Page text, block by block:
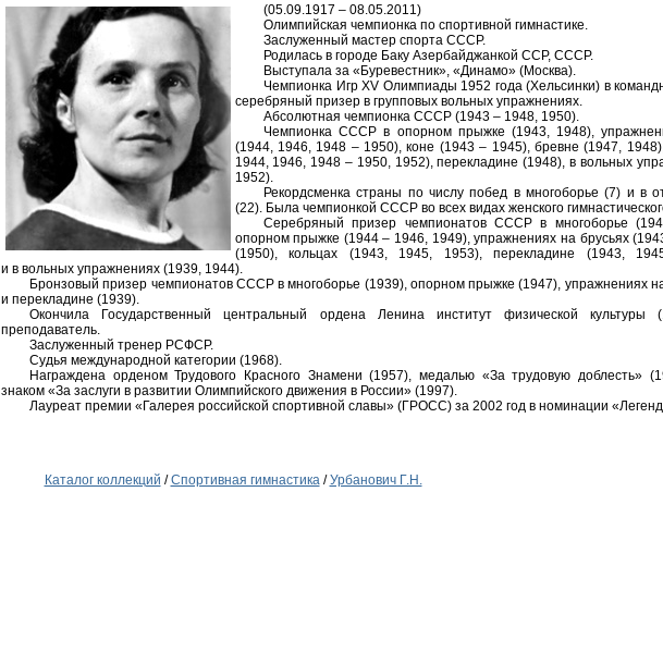
(05.09.1917 – 08.05.2011)
Олимпийская чемпионка по спортивной гимнастике.
Заслуженный мастер спорта СССР.
Родилась в городе Баку Азербайджанкой ССР, СССР.
Выступала за «Буревестник», «Динамо» (Москва).
Чемпионка Игр XV Олимпиады 1952 года (Хельсинки) в
серебряный призер в групповых вольных упражнениях.
Абсолютная чемпионка СССР (1943 – 1948, 1950).
Чемпионка СССР в опорном прыжке (1943, 1948),
(1944, 1946, 1948 – 1950), коне (1943 – 1945), бревне (1947,
1944, 1946, 1948 – 1950, 1952), перекладине (1948), в вольных
1952).
Рекордсменка страны по числу побед в многоборье (7) и в
(22). Была чемпионкой СССР во всех видах женского
Серебряный призер чемпионатов СССР в многоборье
опорном прыжке (1944 – 1946, 1949), упражнениях на брусьях
(1950), кольцах (1943, 1945, 1953), перекладине (1943,
и в вольных упражнениях (1939, 1944).
Бронзовый призер чемпионатов СССР в многоборье (1939), опорном прыжке (1947), упражнениях
и перекладине (1939).
Окончила Государственный центральный ордена Ленина институт физической культуры
преподаватель.
Заслуженный тренер РСФСР.
Судья международной категории (1968).
Награждена орденом Трудового Красного Знамени (1957), медалью «За трудовую доблесть»
знаком «За заслуги в развитии Олимпийского движения в России» (1997).
Лауреат премии «Галерея российской спортивной славы» (ГРОСС) за 2002 год в номинации
Каталог коллекций /Спортивная гимнастика /Урбанович Г.Н.